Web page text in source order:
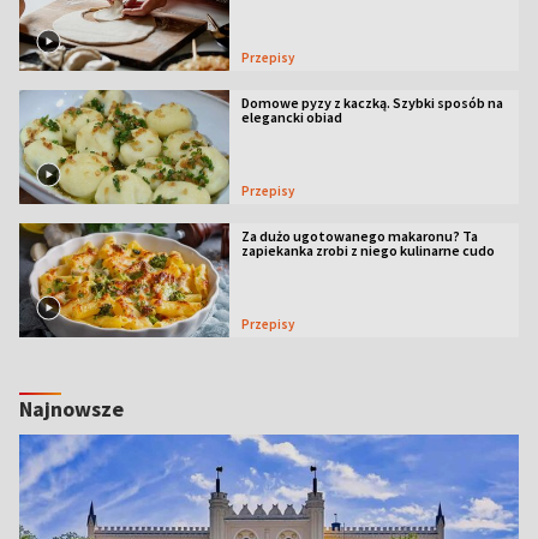
Przepisy
Domowe pyzy z kaczką. Szybki sposób na
elegancki obiad
Przepisy
Za dużo ugotowanego makaronu? Ta
zapiekanka zrobi z niego kulinarne cudo
Przepisy
Najnowsze